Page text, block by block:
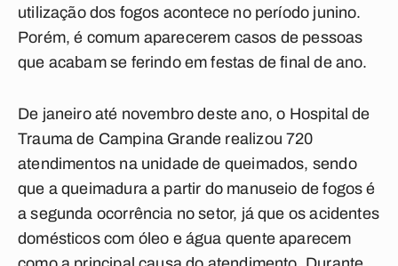
utilização dos fogos acontece no período junino.
Porém, é comum aparecerem casos de pessoas
que acabam se ferindo em festas de final de ano.
De janeiro até novembro deste ano, o Hospital de
Trauma de Campina Grande realizou 720
atendimentos na unidade de queimados, sendo
que a queimadura a partir do manuseio de fogos é
a segunda ocorrência no setor, já que os acidentes
domésticos com óleo e água quente aparecem